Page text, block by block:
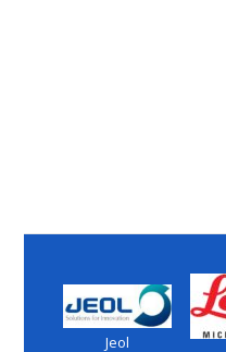
Jeol